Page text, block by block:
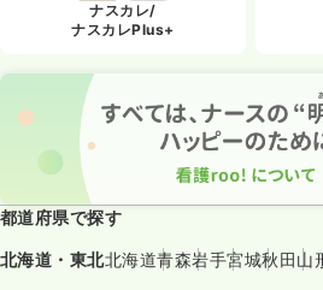
ナスカレ/
ナスカレPlus+
都道府県で探す
北海道・東北北海道青森岩手宮城秋田山